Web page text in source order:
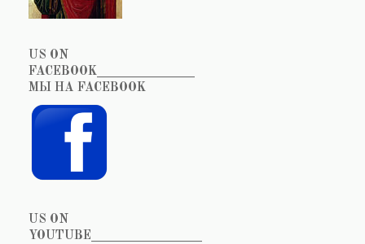
US ON
FACEBOOK_______________
МЫ НА FACEBOOK
US ON
YOUTUBE_________________